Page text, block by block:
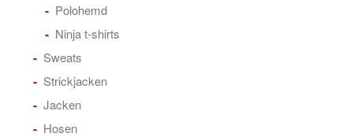
Polohemd
Ninja t-shirts
Sweats
Strickjacken
Jacken
Hosen